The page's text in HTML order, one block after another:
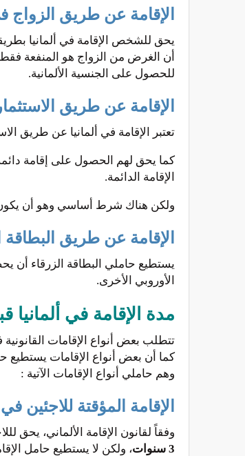
الإقامة عن طريق الزواج
يحق للشخص الإقامة في ألمانيا
أن الغرض من الزواج هو المنفعة
للحصول على الجنسية الألمانية.
الإقامة عن طريق
تعتبر الإقامة في ألمانيا عن طريق
كما يحق لهم الحصول على إقامة
الإقامة الدائمة.
ولكن هناك شرط أساسي وهو أن يكون
الإقامة عن طريق البطاقة
يستطيع حاملي البطاقة الزرقاء أن
الأوروبي الأخرى.
مدة الإقامة في ألمانيا
تتطلب بعض أنواع الإقامات
كما أن بعض أنواع الإقامات يستطيع
وهم حاملي أنواع الإقامات الآتية :
الإقامة المؤقتة للاجئين في
وفقاً لقانون الإقامة الألماني، يحق
3 سنوات
، ولكن لا يستطيع حامل